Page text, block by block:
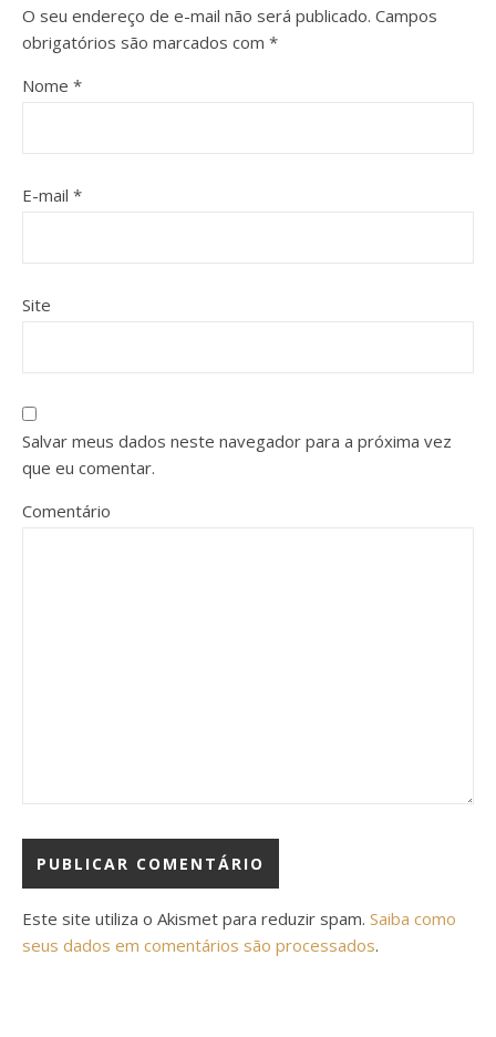
O seu endereço de e-mail não será publicado. Campos
obrigatórios são marcados com *
Nome *
E-mail *
Site
Salvar meus dados neste navegador para a próxima vez
que eu comentar.
Comentário
Este site utiliza o Akismet para reduzir spam. Saiba como
seus dados em comentários são processados.